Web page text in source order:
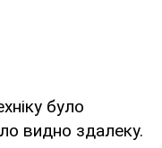
було
видно здалеку.